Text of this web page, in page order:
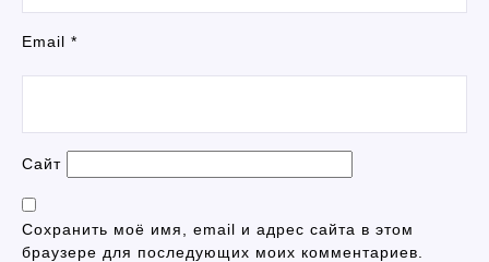
Email *
Сайт
Сохранить моё имя, email и адрес сайта в этом
браузере для последующих моих комментариев.